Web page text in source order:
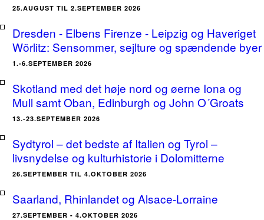
25.AUGUST TIL 2.SEPTEMBER 2026
Dresden - Elbens Firenze - Leipzig og Haveriget
Wörlitz: Sensommer, sejlture og spændende byer
1.-6.SEPTEMBER 2026
Skotland med det høje nord og øerne Iona og
Mull samt Oban, Edinburgh og John O´Groats
13.-23.SEPTEMBER 2026
Sydtyrol – det bedste af Italien og Tyrol –
livsnydelse og kulturhistorie i Dolomitterne
26.SEPTEMBER TIL 4.OKTOBER 2026
Saarland, Rhinlandet og Alsace-Lorraine
27.SEPTEMBER - 4.OKTOBER 2026